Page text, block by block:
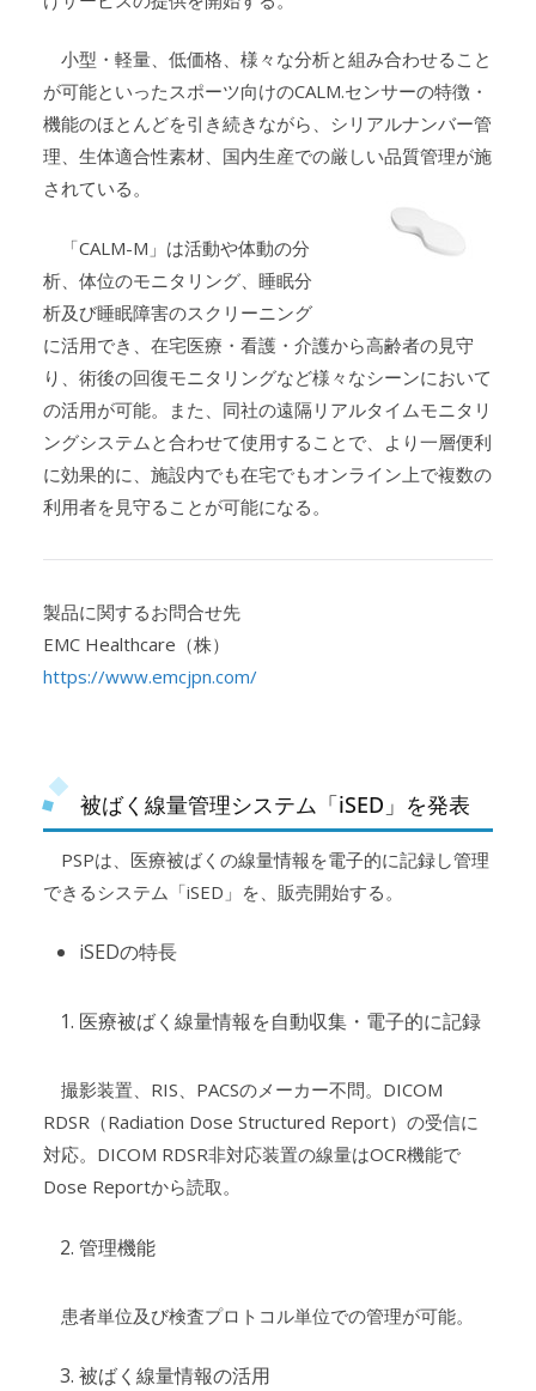
小型・軽量、低価格、様々な分析と組み合わせること
が可能といったスポーツ向けのCALM.センサーの特徴・
機能のほとんどを引き続きながら、シリアルナンバー管
理、生体適合性素材、国内生産での厳しい品質管理が施
されている。
「CALM-M」は活動や体動の分
析、体位のモニタリング、睡眠分
析及び睡眠障害のスクリーニング
に活用でき、在宅医療・看護・介護から高齢者の見守
り、術後の回復モニタリングなど様々なシーンにおいて
の活用が可能。また、同社の遠隔リアルタイムモニタリ
ングシステムと合わせて使用することで、より一層便利
に効果的に、施設内でも在宅でもオンライン上で複数の
利用者を見守ることが可能になる。
製品に関するお問合せ先
EMC Healthcare（株）
https://www.emcjpn.com/
被ばく線量管理システム「iSED」を発表
PSPは、医療被ばくの線量情報を電子的に記録し管理
できるシステム「iSED」を、販売開始する。
iSEDの特長
医療被ばく線量情報を自動収集・電子的に記録
撮影装置、RIS、PACSのメーカー不問。DICOM
RDSR（Radiation Dose Structured Report）の受信に
対応。DICOM RDSR非対応装置の線量はOCR機能で
Dose Reportから読取。
管理機能
患者単位及び検査プロトコル単位での管理が可能。
被ばく線量情報の活用